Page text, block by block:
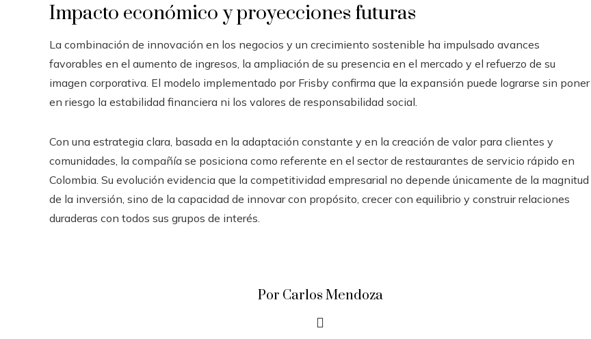
Impacto económico y proyecciones futuras
La combinación de innovación en los negocios y un crecimiento sostenible ha impulsado avances
favorables en el aumento de ingresos, la ampliación de su presencia en el mercado y el refuerzo de su
imagen corporativa. El modelo implementado por Frisby confirma que la expansión puede lograrse sin poner
en riesgo la estabilidad financiera ni los valores de responsabilidad social.
Con una estrategia clara, basada en la adaptación constante y en la creación de valor para clientes y
comunidades, la compañía se posiciona como referente en el sector de restaurantes de servicio rápido en
Colombia. Su evolución evidencia que la competitividad empresarial no depende únicamente de la magnitud
de la inversión, sino de la capacidad de innovar con propósito, crecer con equilibrio y construir relaciones
duraderas con todos sus grupos de interés.
Por Carlos Mendoza